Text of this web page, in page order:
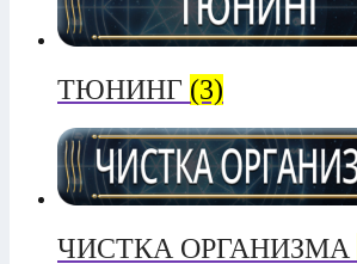
ТЮНИНГ (3)
ЧИСТКА ОРГАНИЗМА